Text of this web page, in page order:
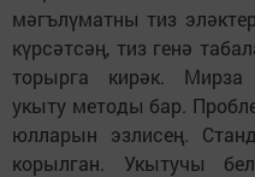
мәгълүматны тиз
күрсәтсәң, тиз генә
торырга кирәк.
укыту методы бар.
юлларын эзлисең.
корылган. Укытучы